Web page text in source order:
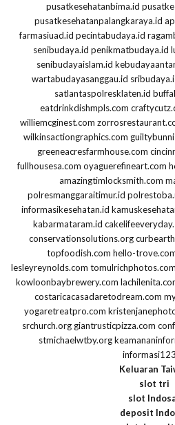
pusatkesehatanbima.id
pusatkesehatanpalangkaraya.id
farmasiuad.id pecintabudaya.id
senibudaya.id penikmatbudaya.id
senibudayaislam.id
wartabudayasanggau.id
satlantaspolresklaten.id
eatdrinkdishmpls.com
williemcginest.com
wilkinsactiongraphics.com
greeneacresfarmhouse.com
fullhousesa.com oyaguerefineart.com
amazingtimlocksmith.com
polresmanggaraitimur.id
informasikesehatan.id
kabarmataram.id
conservationsolutions.org
topfoodish.com hello-
lesleyreynolds.com tomulrichphotos.com
kowloonbaybrewery.com
costaricacasadaretodream.com
yogaretreatpro.com
srchurch.org giantrusticpizza.com
stmichaelwtby.org
Keluaran
slot tri
slot
deposit